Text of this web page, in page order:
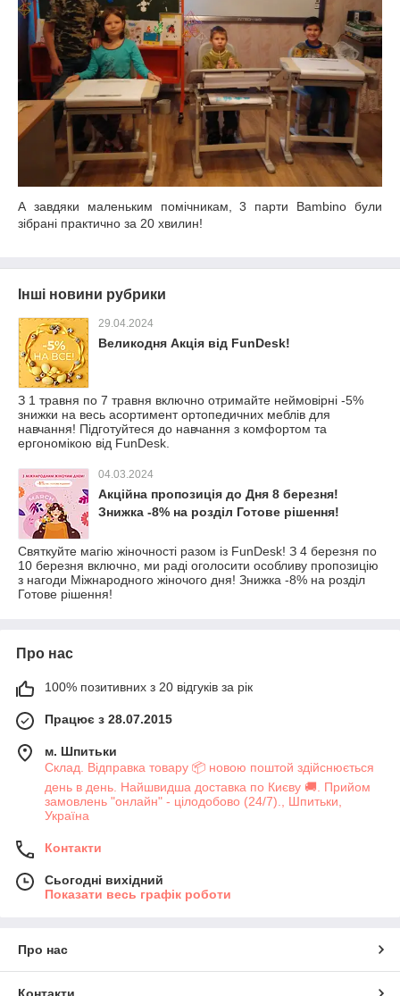
А завдяки маленьким помічникам, 3 парти Bambino були
зібрані практично за 20 хвилин!
Інші новини рубрики
29.04.2024
Великодня Акція від FunDesk!
З 1 травня по 7 травня включно отримайте неймовірні -5%
знижки на весь асортимент ортопедичних меблів для
навчання! Підготуйтеся до навчання з комфортом та
ергономікою від FunDesk.
04.03.2024
Акційна пропозиція до Дня 8 березня!
Знижка -8% на розділ Готове рішення!
Святкуйте магію жіночності разом із FunDesk! З 4 березня по
10 березня включно, ми раді оголосити особливу пропозицію
з нагоди Міжнародного жіночого дня! Знижка -8% на розділ
Готове рішення!
Про нас
100% позитивних з 20 відгуків за рік
Працює з 28.07.2015
м. Шпитьки
Склад. Відправка товару 📦 новою поштой здійснюється
день в день. Найшвидша доставка по Києву 🚚. Прийом
замовлень "онлайн" - цілодобово (24/7)., Шпитьки,
Україна
Контакти
Сьогодні вихідний
Показати весь графік роботи
Про нас